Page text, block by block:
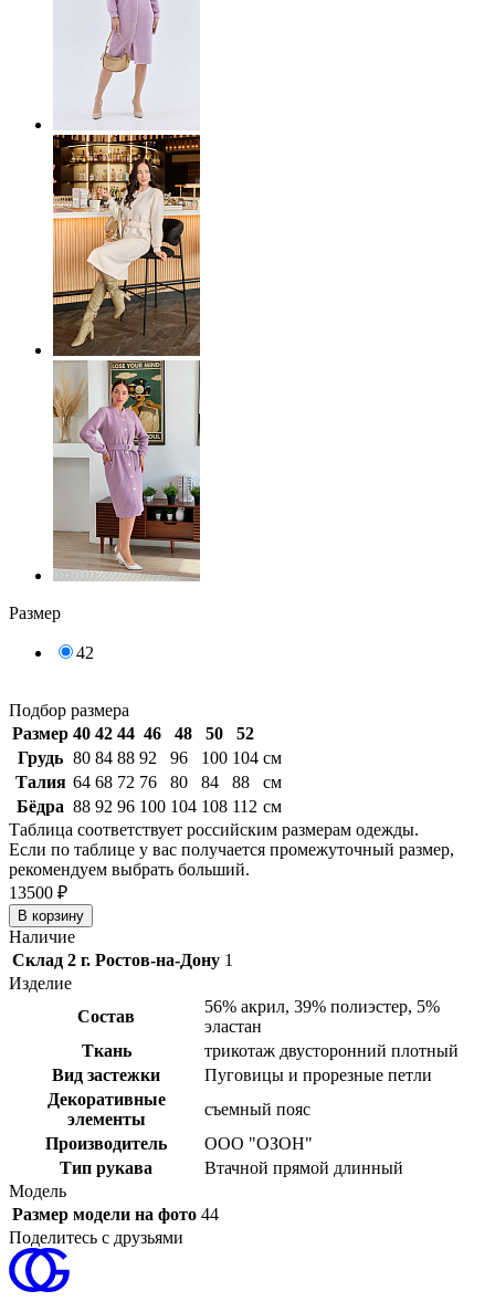
Размер
42
Подбор размера
Размер 40 42 44 46 48 50
52
Грудь 80 84 88 92 96 100 104 см
Талия 64 68 72 76 80 84 88
см
Бёдра 88 92 96 100 104 108 112 см
Таблица соответствует российским размерам одежды.
Если по таблице у вас получается промежуточный размер,
рекомендуем выбрать больший.
13500 ₽
Наличие
Склад 2 г. Ростов-на-Дону 1
Изделие
Состав
56% акрил, 39% полиэстер, 5%
эластан
Ткань
трикотаж двусторонний плотный
Вид застежки
Пуговицы и прорезные петли
Декоративные
элементы
съемный пояс
Производитель
ООО "ОЗОН"
Тип рукава
Втачной прямой длинный
Модель
Размер модели на фото 44
Поделитесь с друзьями